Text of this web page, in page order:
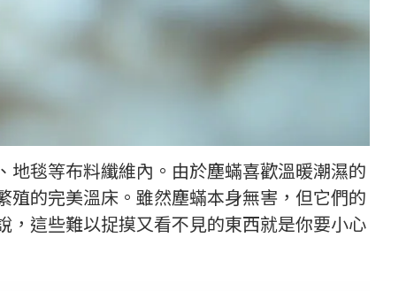
毯等布料纖維內。由於塵蟎喜歡溫暖潮濕的
的完美溫床。雖然塵蟎本身無害，但它們的
這些難以捉摸又看不見的東西就是你要小心